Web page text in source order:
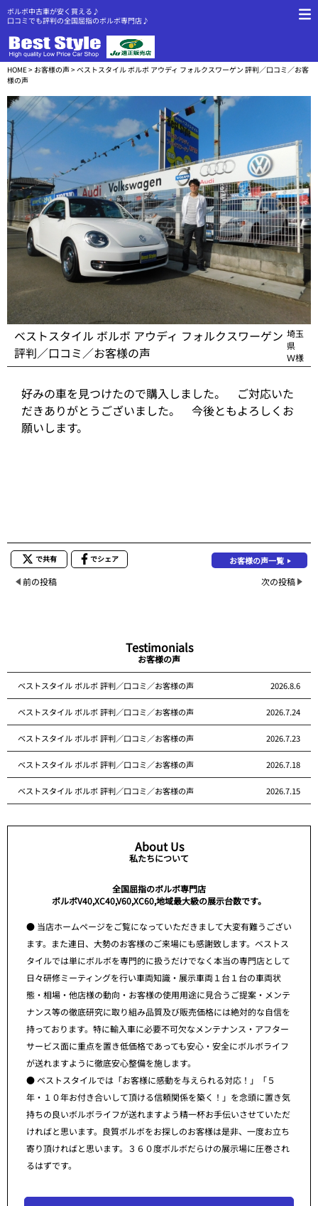
ボルボ中古車が安く買える♪
口コミでも評判の全国屈指のボルボ専門店♪
HOME> お客様の声> ベストスタイル ボルボ アウディ フォルクスワーゲン 評判／口コミ／お客
様の声
ベストスタイル ボルボ アウディ フォルクスワーゲン
評判／口コミ／お客様の声
埼玉
県
Ｗ様
好みの車を見つけたので購入しました。 ご対応いた
だきありがとうございました。 今後ともよろしくお
願いします。
で共有 でシェア お客様の声一覧
前の投稿 次の投稿
Testimonials
お客様の声
ベストスタイル ボルボ 評判／口コミ／お客様の声 2026.8.6
ベストスタイル ボルボ 評判／口コミ／お客様の声 2026.7.24
ベストスタイル ボルボ 評判／口コミ／お客様の声 2026.7.23
ベストスタイル ボルボ 評判／口コミ／お客様の声 2026.7.18
ベストスタイル ボルボ 評判／口コミ／お客様の声 2026.7.15
About Us
私たちについて
全国屈指のボルボ専門店
ボルボV40,XC40,V60,XC60,地域最大級の展示台数です。
● 当店ホームページをご覧になっていただきまして大変有難うござい
ます。また連日、大勢のお客様のご来場にも感謝致します。ベストス
タイルでは単にボルボを専門的に扱うだけでなく本当の専門店として
日々研修ミーティングを行い車両知識・展示車両１台１台の車両状
態・相場・他店様の動向・お客様の使用用途に見合うご提案・メンテ
ナンス等の徹底研究に取り組み品質及び販売価格には絶対的な自信を
持っております。特に輸入車に必要不可欠なメンテナンス・アフター
サービス面に重点を置き低価格であっても安心・安全にボルボライフ
が送れますように徹底安心整備を施します。
● ベストスタイルでは「お客様に感動を与えられる対応！」「５
年・１０年お付き合いして頂ける信頼関係を築く！」を念頭に置き気
持ちの良いボルボライフが送れますよう精一杯お手伝いさせていただ
ければと思います。良質ボルボをお探しのお客様は是非、一度お立ち
寄り頂ければと思います。３６０度ボルボだらけの展示場に圧巻され
るはずです。